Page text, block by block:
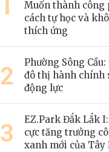
Muốn thành công
cách tự học và
thích ứng
2
Phường Sông
đô thị hành chính
động lực
3
EZ.Park Đắk Lắk
cực tăng trưởng
xanh mới của Tây